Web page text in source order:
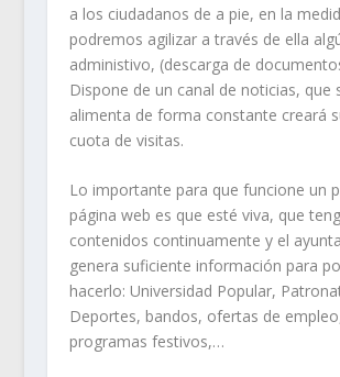
a los ciudadanos de a pie, en la
podremos agilizar a través de ella
administivo, (descarga de
Dispone de un canal de noticias, que
alimenta de forma constante creará
cuota de visitas.
Lo importante para que funcione un
página web es que esté viva, que
contenidos continuamente y el
genera suficiente información para
hacerlo: Universidad Popular,
Deportes, bandos, ofertas de
programas festivos,…